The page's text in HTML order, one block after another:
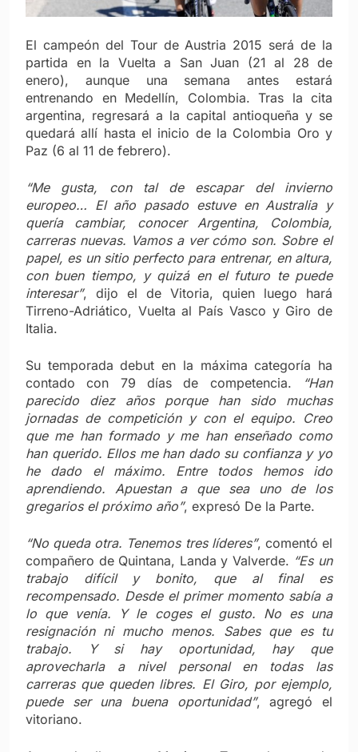
El campeón del Tour de Austria 2015 será de la
partida en la Vuelta a San Juan (21 al 28 de
enero), aunque una semana antes estará
entrenando en Medellín, Colombia. Tras la cita
argentina, regresará a la capital antioqueña y se
quedará allí hasta el inicio de la Colombia Oro y
Paz (6 al 11 de febrero).
“Me gusta, con tal de escapar del invierno
europeo… El año pasado estuve en Australia y
quería cambiar, conocer Argentina, Colombia,
carreras nuevas. Vamos a ver cómo son. Sobre el
papel, es un sitio perfecto para entrenar, en altura,
con buen tiempo, y quizá en el futuro te puede
interesar”, dijo el de Vitoria, quien luego hará
Tirreno-Adriático, Vuelta al País Vasco y Giro de
Italia.
Su temporada debut en la máxima categoría ha
contado con 79 días de competencia. “Han
parecido diez años porque han sido muchas
jornadas de competición y con el equipo. Creo
que me han formado y me han enseñado como
han querido. Ellos me han dado su confianza y yo
he dado el máximo. Entre todos hemos ido
aprendiendo. Apuestan a que sea uno de los
gregarios el próximo año”, expresó De la Parte.
“No queda otra. Tenemos tres líderes”, comentó el
compañero de Quintana, Landa y Valverde. “Es un
trabajo difícil y bonito, que al final es
recompensado. Desde el primer momento sabía a
lo que venía. Y le coges el gusto. No es una
resignación ni mucho menos. Sabes que es tu
trabajo. Y si hay oportunidad, hay que
aprovecharla a nivel personal en todas las
carreras que queden libres. El Giro, por ejemplo,
puede ser una buena oportunidad”, agregó el
vitoriano.